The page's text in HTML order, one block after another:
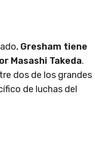
Gresham tiene
Masashi Takeda.
dos de los grandes
de luchas del